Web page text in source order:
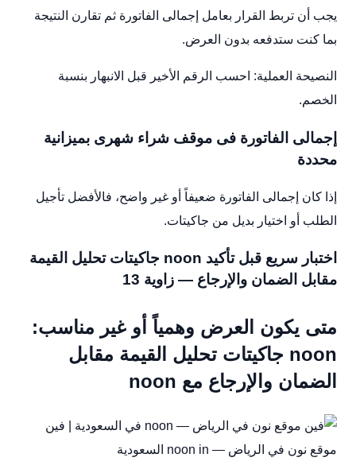
يجب أن تربط القرار بعامل إجمالى الفاتورة ثم تقارن النتيجة
بما كنت ستدفعه بدون العرض.
النصيحة العملية: احسب الرقم الأخير قبل الانبهار بنسبة
الخصم.
إجمالى الفاتورة فى موقف شراء شهرى بميزانية
محددة
إذا كان إجمالى الفاتورة ضعيفاً أو غير واضح، فالأفضل تأجيل
الطلب أو اختيار بديل من جاكيتات.
اختبار سريع قبل تأكيد noon جاكيتات تحليل القيمة
مقابل الضمان والإرجاع — زاوية 13
متى يكون العرض وهمياً أو غير مناسب:
noon جاكيتات تحليل القيمة مقابل
الضمان والإرجاع مع noon